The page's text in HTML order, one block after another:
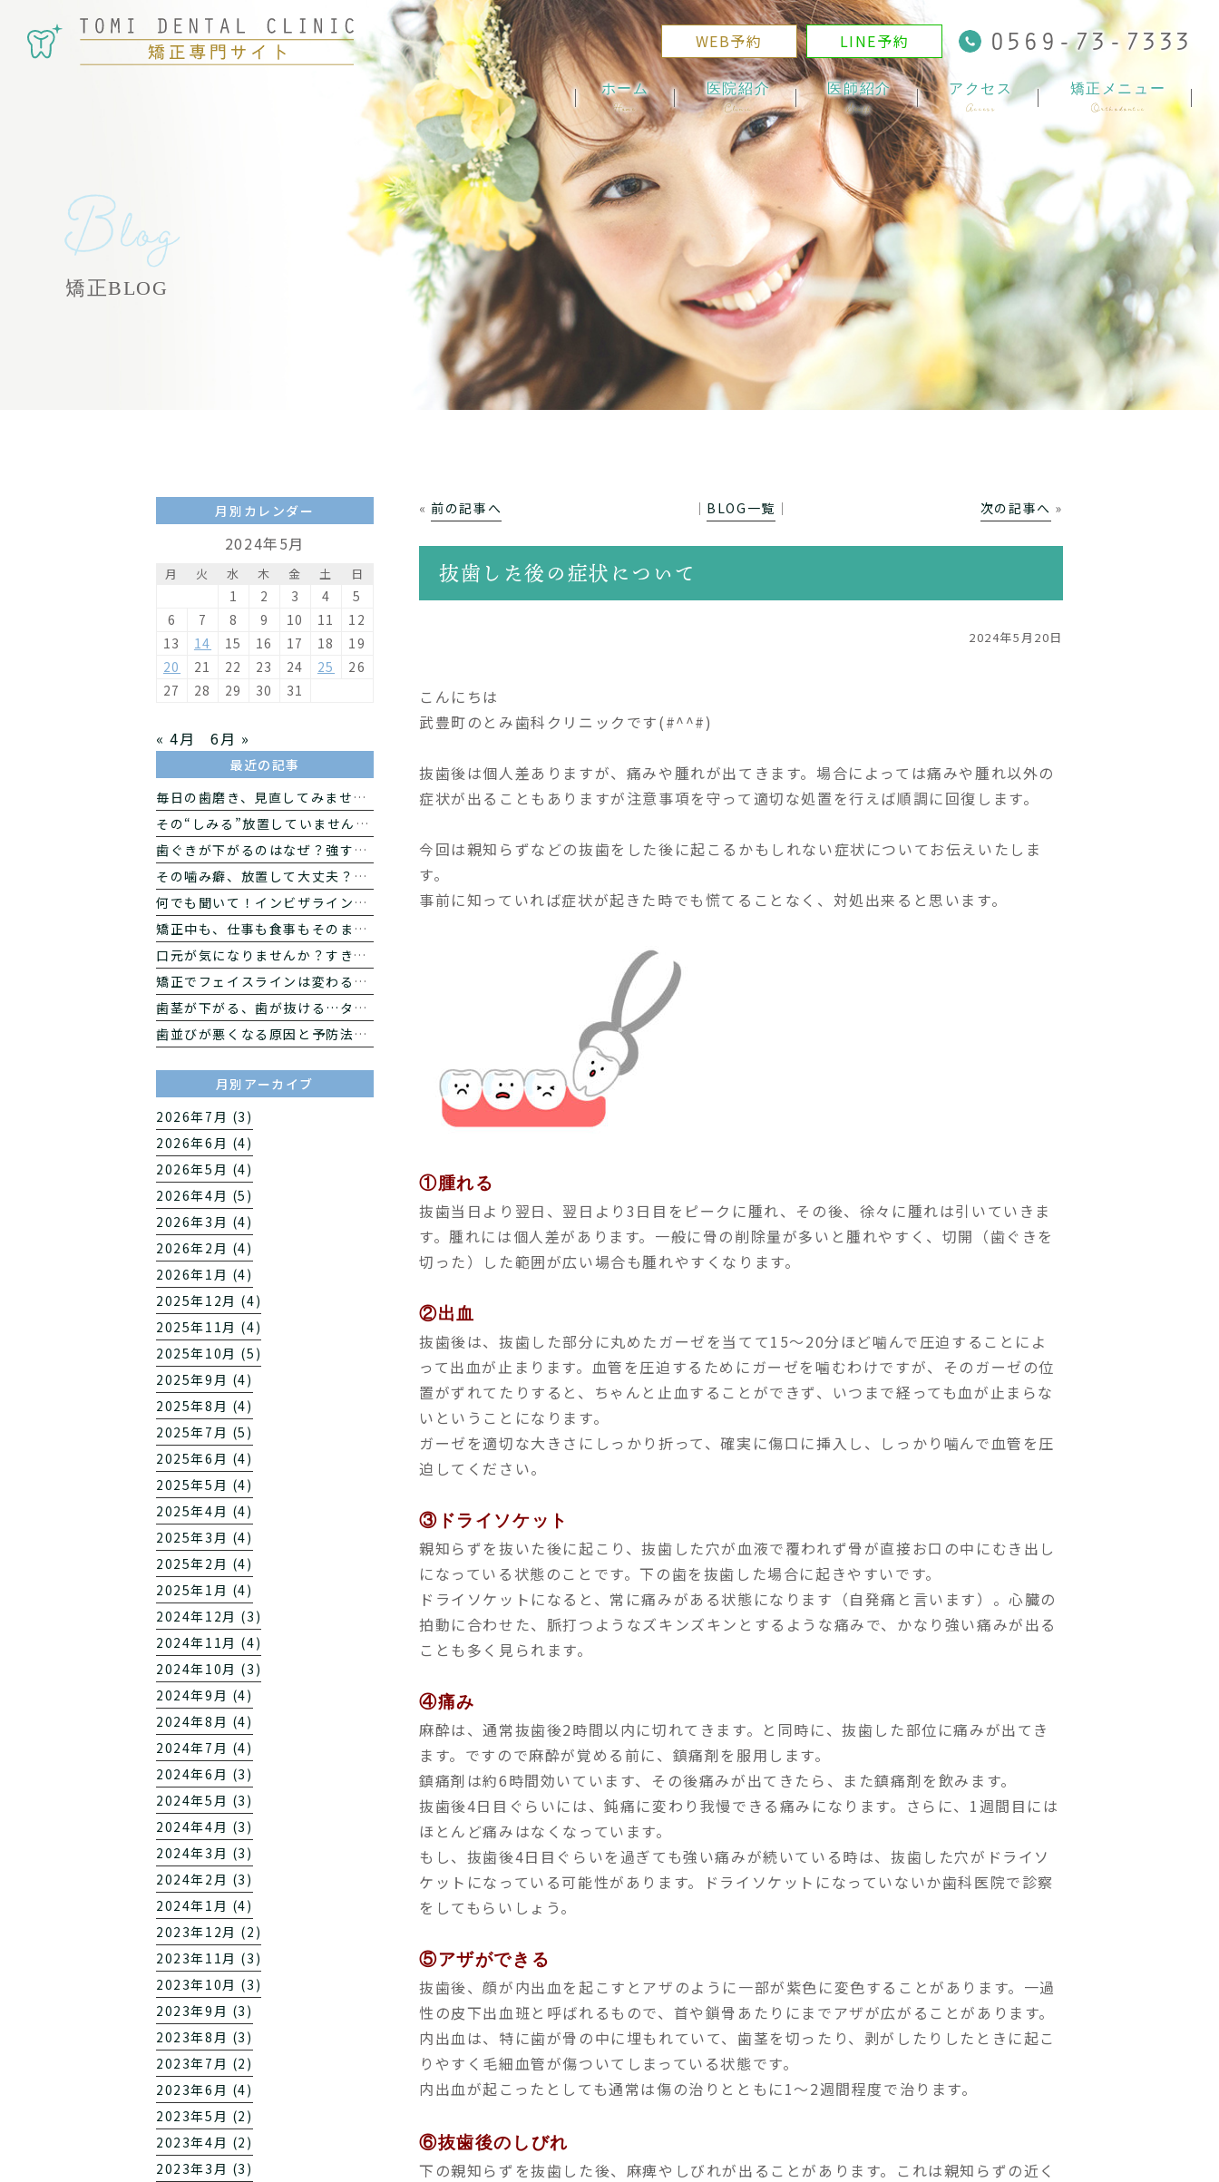
WEB予約 LINE予約 0569-73-7333
ホーム
Home
医院紹介
Clinic
医師紹介
Staff
アクセス
Access
矯正メニュー
Orthodontic
Blog
矯正BLOG
« 前の記事へ │ BLOG一覧 │ 次の記事へ »
抜歯した後の症状について
2024年5月20日
こんにちは
武豊町のとみ歯科クリニックです(#^^#)
抜歯後は個人差ありますが、痛みや腫れが出てきます。場合によっては痛みや腫れ以外の
症状が出ることもありますが注意事項を守って適切な処置を行えば順調に回復します。
今回は親知らずなどの抜歯をした後に起こるかもしれない症状についてお伝えいたしま
す。
事前に知っていれば症状が起きた時でも慌てることなく、対処出来ると思います。
①腫れる
抜歯当日より翌日、翌日より3日目をピークに腫れ、その後、徐々に腫れは引いていきま
す。腫れには個人差があります。一般に骨の削除量が多いと腫れやすく、切開（歯ぐきを
切った）した範囲が広い場合も腫れやすくなります。
②出血
抜歯後は、抜歯した部分に丸めたガーゼを当てて15～20分ほど噛んで圧迫することによ
って出血が止まります。血管を圧迫するためにガーゼを噛むわけですが、そのガーゼの位
置がずれてたりすると、ちゃんと止血することができず、いつまで経っても血が止まらな
いということになります。
ガーゼを適切な大きさにしっかり折って、確実に傷口に挿入し、しっかり噛んで血管を圧
迫してください。
③ドライソケット
親知らずを抜いた後に起こり、抜歯した穴が血液で覆われず骨が直接お口の中にむき出し
になっている状態のことです。下の歯を抜歯した場合に起きやすいです。
ドライソケットになると、常に痛みがある状態になります（自発痛と言います）。心臓の
拍動に合わせた、脈打つようなズキンズキンとするような痛みで、かなり強い痛みが出る
ことも多く見られます。
④痛み
麻酔は、通常抜歯後2時間以内に切れてきます。と同時に、抜歯した部位に痛みが出てき
ます。ですので麻酔が覚める前に、鎮痛剤を服用します。
鎮痛剤は約6時間効いています、その後痛みが出てきたら、また鎮痛剤を飲みます。
抜歯後4日目ぐらいには、鈍痛に変わり我慢できる痛みになります。さらに、1週間目には
ほとんど痛みはなくなっています。
もし、抜歯後4日目ぐらいを過ぎても強い痛みが続いている時は、抜歯した穴がドライソ
ケットになっている可能性があります。ドライソケットになっていないか歯科医院で診察
をしてもらいしょう。
⑤アザができる
抜歯後、顔が内出血を起こすとアザのように一部が紫色に変色することがあります。一過
性の皮下出血班と呼ばれるもので、首や鎖骨あたりにまでアザが広がることがあります。
内出血は、特に歯が骨の中に埋もれていて、歯茎を切ったり、剥がしたりしたときに起こ
りやすく毛細血管が傷ついてしまっている状態です。
内出血が起こったとしても通常は傷の治りとともに1～2週間程度で治ります。
⑥抜歯後のしびれ
下の親知らずを抜歯した後、麻痺やしびれが出ることがあります。これは親知らずの近く
月別カレンダー
2024年5月
月 火 水 木 金 土 日
1 2 3 4
5
6
7 8 9 10 11
12
13
14 15 16 17 18
19
20
21 22 23 24 25
26
27
28 29 30 31
« 4月 6月 »
最近の記事
毎日の歯磨き、見直してみませんか？手磨きと電動歯ブラシの違いをわかりやすく解説
その“しみる”放置していませんか？知覚過敏の原因と対策
歯ぐきが下がるのはなぜ？強すぎる歯磨きと口元の印象の関係
その噛み癖、放置して大丈夫？片噛みが噛み合わせに与える影響とは
何でも聞いて！インビザライン矯正のQ&A｜働く大人の矯正相談【後編】
矯正中も、仕事も食事もそのまま。インビザラインが働く大人に選ばれる理由【前編】
口元が気になりませんか？すきっ歯になる7つの原因
矯正でフェイスラインは変わる？ 歯科医が教える横顔への影響
歯茎が下がる、歯が抜ける…タバコが40〜50代の口を急速に老化させる理由
歯並びが悪くなる原因と予防法｜自宅でできる改善習慣を解説
月別アーカイブ
2026年7月 (3)
2026年6月 (4)
2026年5月 (4)
2026年4月 (5)
2026年3月 (4)
2026年2月 (4)
2026年1月 (4)
2025年12月 (4)
2025年11月 (4)
2025年10月 (5)
2025年9月 (4)
2025年8月 (4)
2025年7月 (5)
2025年6月 (4)
2025年5月 (4)
2025年4月 (4)
2025年3月 (4)
2025年2月 (4)
2025年1月 (4)
2024年12月 (3)
2024年11月 (4)
2024年10月 (3)
2024年9月 (4)
2024年8月 (4)
2024年7月 (4)
2024年6月 (3)
2024年5月 (3)
2024年4月 (3)
2024年3月 (3)
2024年2月 (3)
2024年1月 (4)
2023年12月 (2)
2023年11月 (3)
2023年10月 (3)
2023年9月 (3)
2023年8月 (3)
2023年7月 (2)
2023年6月 (4)
2023年5月 (2)
2023年4月 (2)
2023年3月 (3)